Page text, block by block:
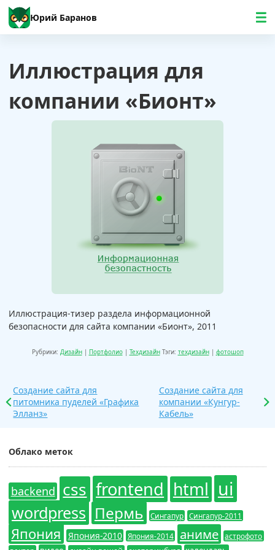
Юрий Баранов
Иллюстрация для
компании «Бионт»
Иллюстрация-тизер раздела информационной
безопасности для сайта компании «Бионт», 2011
Рубрики: Дизайн| Портфолио| ТехдизайнТэги: техдизайн| фотошоп
Создание сайта для
питомника пуделей «Графика
Элланз»
Создание сайта для
компании «Кунгур-
Кабель»
Облако меток
backend css frontend html ui
wordpress Пермь Сингапур Сингапур-2011
Япония Япония-2010 Япония-2014 аниме
астрофото